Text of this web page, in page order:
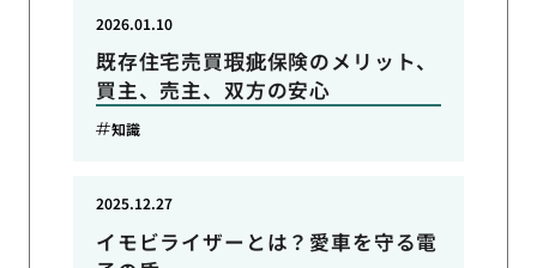
既存住宅売買瑕疵保険のメリット、
買主、売主、双方の安心
2026.01.10
知識
イモビライザーとは？愛車を守る電
2025.12.27